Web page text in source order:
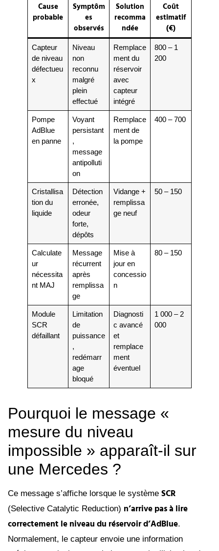
Cause
probable
Symptôm
es
observés
Solution
recomma
ndée
Coût
estimatif
(€)
Capteur
de niveau
défectueu
x
Niveau
non
reconnu
malgré
plein
effectué
Remplace
ment du
réservoir
avec
capteur
intégré
800 – 1
200
Pompe
AdBlue
en panne
Voyant
persistant
,
message
antipolluti
on
Remplace
ment de
la pompe
400 – 700
Cristallisa
tion du
liquide
Détection
erronée,
odeur
forte,
dépôts
Vidange +
remplissa
ge neuf
50 – 150
Calculate
ur
nécessita
nt MAJ
Message
récurrent
après
remplissa
ge
Mise à
jour en
concessio
n
80 – 150
Module
SCR
défaillant
Limitation
de
puissance
,
redémarr
age
bloqué
Diagnosti
c avancé
et
remplace
ment
éventuel
1 000 – 2
000
Pourquoi le message «
mesure du niveau
impossible » apparaît-il sur
une Mercedes ?
Ce message s’affiche lorsque le système SCR
(Selective Catalytic Reduction) n’arrive pas à lire
correctement le niveau du réservoir d’AdBlue.
Normalement, le capteur envoie une information